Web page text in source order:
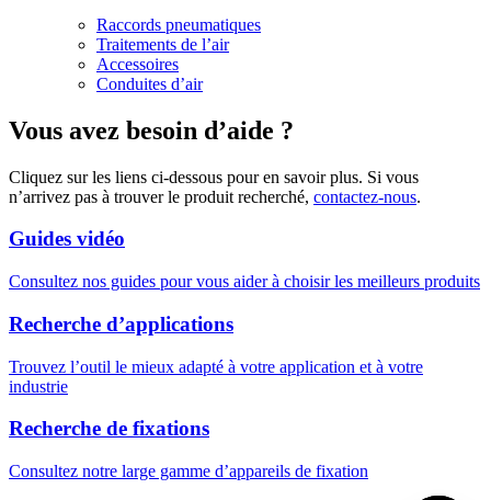
Raccords pneumatiques
Traitements de l’air
Accessoires
Conduites d’air
Vous avez besoin d’aide ?
Cliquez sur les liens ci-dessous pour en savoir plus. Si vous
n’arrivez pas à trouver le produit recherché, contactez-nous.
Guides vidéo
Consultez nos guides pour vous aider à choisir les meilleurs produits
Recherche d’applications
Trouvez l’outil le mieux adapté à votre application et à votre
industrie
Recherche de fixations
Consultez notre large gamme d’appareils de fixation